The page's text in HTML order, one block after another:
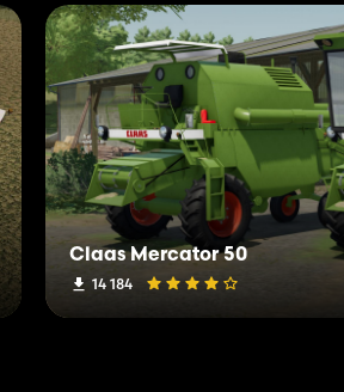
Claas Mercator 50
14 184